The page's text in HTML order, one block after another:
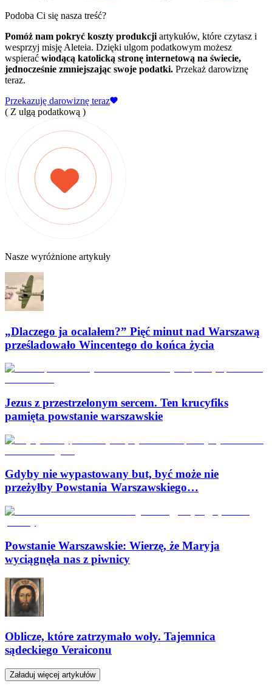
Podoba Ci się nasza treść?
Pomóż nam pokryć koszty produkcji artykułów, które czytasz i
wesprzyj misję Aleteia. Dzięki ulgom podatkowym możesz
wspierać wiodącą katolicką stronę internetową na świecie,
jednocześnie zmniejszając swoje podatki. Przekaż darowiznę
teraz.
Przekazuję darowiznę teraz
( Z ulgą podatkową )
Nasze wyróżnione artykuły
„Dlaczego ja ocalałem?” Pięć minut nad Warszawą
prześladowało Wincentego do końca życia
Jezus z przestrzelonym sercem. Ten krucyfiks
pamięta powstanie warszawskie
Gdyby nie wypastowany but, być może nie
przeżyłby Powstania Warszawskiego…
Powstanie Warszawskie: Wierzę, że Maryja
wyciągnęła nas z piwnicy
Oblicze, które zatrzymało woły. Tajemnica
sądeckiego Veraiconu
Załaduj więcej artykułów